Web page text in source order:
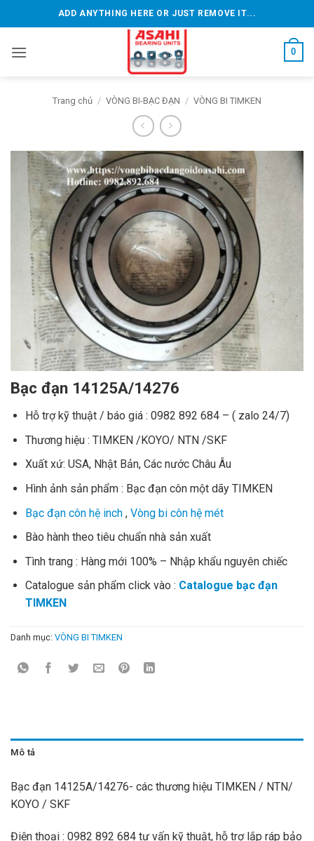
qua
dung
ADD ANYTHING HERE OR JUST REMOVE IT...
0
Trang chủ / VÒNG BI-BẠC ĐẠN / VÒNG BI TIMKEN
Bạc đạn 14125A/14276
Hỗ trợ kỹ thuật / báo giá : 0982 892 684 – ( zalo 24/7)
Thương hiệu : TIMKEN /KOYO/ NTN /SKF
Xuất xứ: USA, Nhật Bản, Các nước Châu Âu
Hình ảnh sản phẩm : Bạc đạn côn một dãy TIMKEN
Bạc đạn côn hệ inch, Vòng bi côn hệ mét
Bào hành theo tiêu chuẩn nhà sản xuất
Tình trang : Hàng mới 100% – Nhập khẩu nguyên chiếc
Catalogue sản phẩm click vào : Catalogue bạc đạn
TIMKEN
Danh mục: VÒNG BI TIMKEN
Mô tả
Bạc đạn 14125A/14276- các thương hiệu TIMKEN / NTN/
KOYO / SKF
Điện thoại : 0982 892 684 tư vấn kỹ thuật, hỗ trợ lắp ráp bảo